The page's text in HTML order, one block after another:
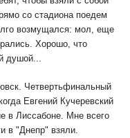
со стадиона поедем
возмущался: мол, еще
Хорошо, что
душой...
Четвертьфинальный
Евгений Кучеревский
в Лиссабоне. Мне всего
в "Днепр" взяли.